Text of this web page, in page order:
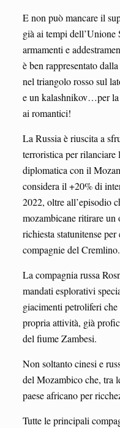
E non può mancare il
già ai tempi dell’Unione
armamenti e
è ben rappresentato
nel triangolo rosso sul
e un kalashnikov…per la
ai romantici!
La Russia è riuscita a
terroristica per rilanciare
diplomatica con il
considera il +20% di
2022, oltre all’episodio
mozambicane ritirare un
richiesta statunitense
compagnie del Cremlino.
La compagnia russa
mandati esplorativi
giacimenti petroliferi
propria attività, già
del fiume Zambesi.
Non soltanto cinesi e
del Mozambico che, tra
paese africano per
Tutte le principali